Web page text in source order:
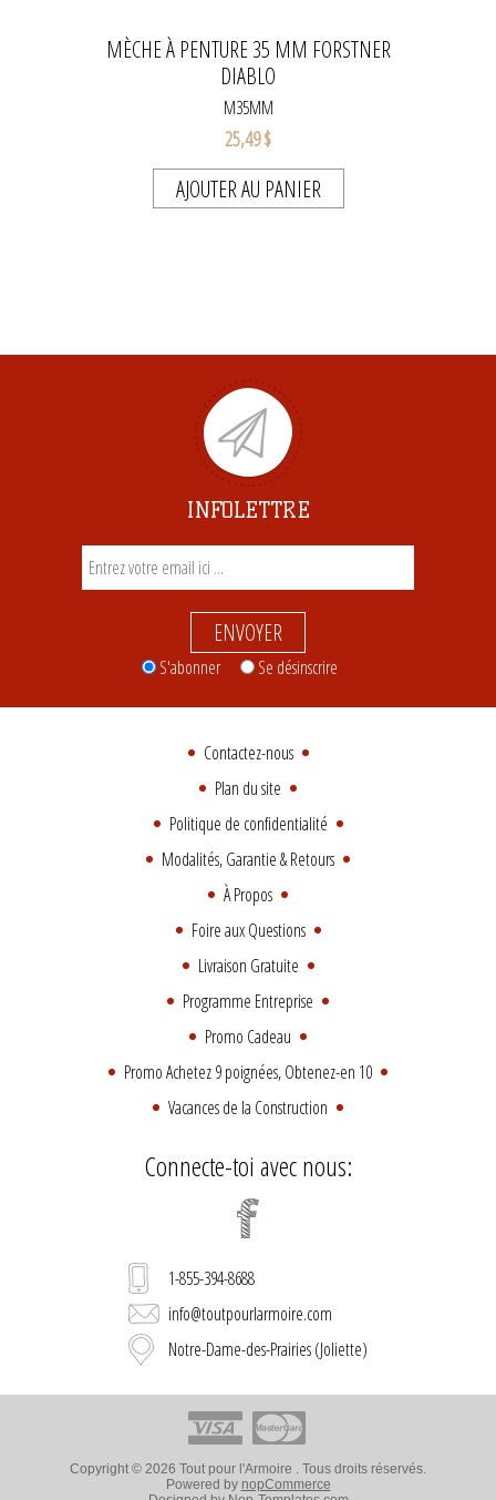
MÈCHE À PENTURE 35 MM FORSTNER
DIABLO
M35MM
25,49 $
AJOUTER AU PANIER
INFOLETTRE
ENVOYER
S'abonner Se désinscrire
Contactez-nous
Plan du site
Politique de confidentialité
Modalités, Garantie & Retours
À Propos
Foire aux Questions
Livraison Gratuite
Programme Entreprise
Promo Cadeau
Promo Achetez 9 poignées, Obtenez-en 10
Vacances de la Construction
Connecte-toi avec nous:
1-855-394-8688
info@toutpourlarmoire.com
Notre-Dame-des-Prairies (Joliette)
Copyright © 2026 Tout pour l'Armoire . Tous droits réservés.
Powered by nopCommerce